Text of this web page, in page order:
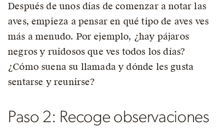
Después de unos días de comenzar a notar las
aves, empieza a pensar en qué tipo de aves ves
más a menudo. Por ejemplo, ¿hay pájaros
negros y ruidosos que ves todos los días?
¿Cómo suena su llamada y dónde les gusta
sentarse y reunirse?
Paso 2: Recoge observaciones